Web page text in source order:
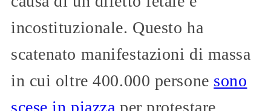
incostituzionale. Questo ha
scatenato manifestazioni di massa
in cui oltre 400.000 persone sono
scese in piazza per protestare